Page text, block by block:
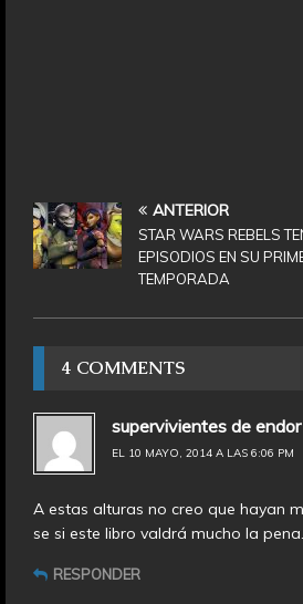
ANTERIOR
STAR WARS REBELS
EPISODIOS EN SU
TEMPORADA
4 COMMENTS
supervivientes de endor
EL 10 MAYO, 2014 A LAS 6:06 PM
A estas alturas no creo que hayan
se si este libro valdrá mucho la
RESPONDER